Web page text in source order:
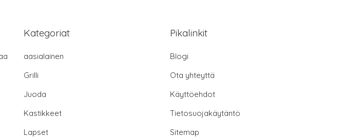
Kategoriat
aasialainen
Grilli
Juoda
Kastikkeet
Lapset
Pikalinkit
Blogi
Ota yhteyttä
Käyttöehdot
Tietosuojakäytäntö
Sitemap